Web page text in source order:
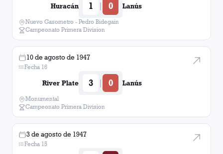
Huracán 1 | 0 Lanús
Nuevo Gasometro - Pedro Bidegain
Campeonato Primera Division
10 de agosto de 1947
Fecha 16
River Plate 3 | 0 Lanús
Monumental
Campeonato Primera Division
3 de agosto de 1947
Fecha 15